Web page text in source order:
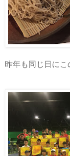
昨年も同じ日にこ